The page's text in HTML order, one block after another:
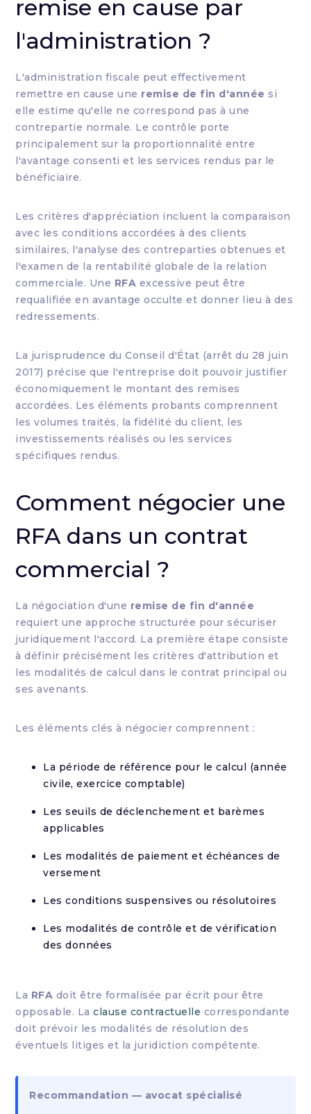
remise en cause par
l'administration ?
L'administration fiscale peut effectivement
remettre en cause une remise de fin d'année si
elle estime qu'elle ne correspond pas à une
contrepartie normale. Le contrôle porte
principalement sur la proportionnalité entre
l'avantage consenti et les services rendus par le
bénéficiaire.
Les critères d'appréciation incluent la comparaison
avec les conditions accordées à des clients
similaires, l'analyse des contreparties obtenues et
l'examen de la rentabilité globale de la relation
commerciale. Une RFA excessive peut être
requalifiée en avantage occulte et donner lieu à des
redressements.
La jurisprudence du Conseil d'État (arrêt du 28 juin
2017) précise que l'entreprise doit pouvoir justifier
économiquement le montant des remises
accordées. Les éléments probants comprennent
les volumes traités, la fidélité du client, les
investissements réalisés ou les services
spécifiques rendus.
Comment négocier une
RFA dans un contrat
commercial ?
La négociation d'une remise de fin d'année
requiert une approche structurée pour sécuriser
juridiquement l'accord. La première étape consiste
à définir précisément les critères d'attribution et
les modalités de calcul dans le contrat principal ou
ses avenants.
Les éléments clés à négocier comprennent :
La période de référence pour le calcul (année
civile, exercice comptable)
Les seuils de déclenchement et barèmes
applicables
Les modalités de paiement et échéances de
versement
Les conditions suspensives ou résolutoires
Les modalités de contrôle et de vérification
des données
La RFA doit être formalisée par écrit pour être
opposable. Laclause contractuelle correspondante
doit prévoir les modalités de résolution des
éventuels litiges et la juridiction compétente.
Recommandation — avocat spécialisé